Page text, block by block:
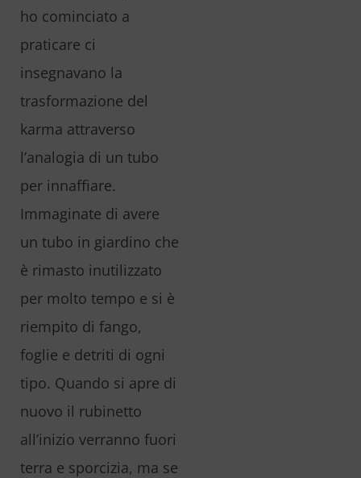
ho cominciato a
praticare ci
insegnavano la
trasformazione del
karma attraverso
l’analogia di un tubo
per innaffiare.
Immaginate di avere
un tubo in giardino che
è rimasto inutilizzato
per molto tempo e si è
riempito di fango,
foglie e detriti di ogni
tipo. Quando si apre di
nuovo il rubinetto
all’inizio verranno fuori
terra e sporcizia, ma se